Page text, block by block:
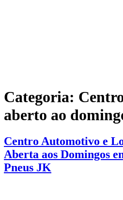
Categoria:
aberto ao
Centro Automotivo e
Aberta aos Domingos
Pneus JK